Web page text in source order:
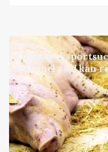
GRISE
Engang
Gammel sæd kan